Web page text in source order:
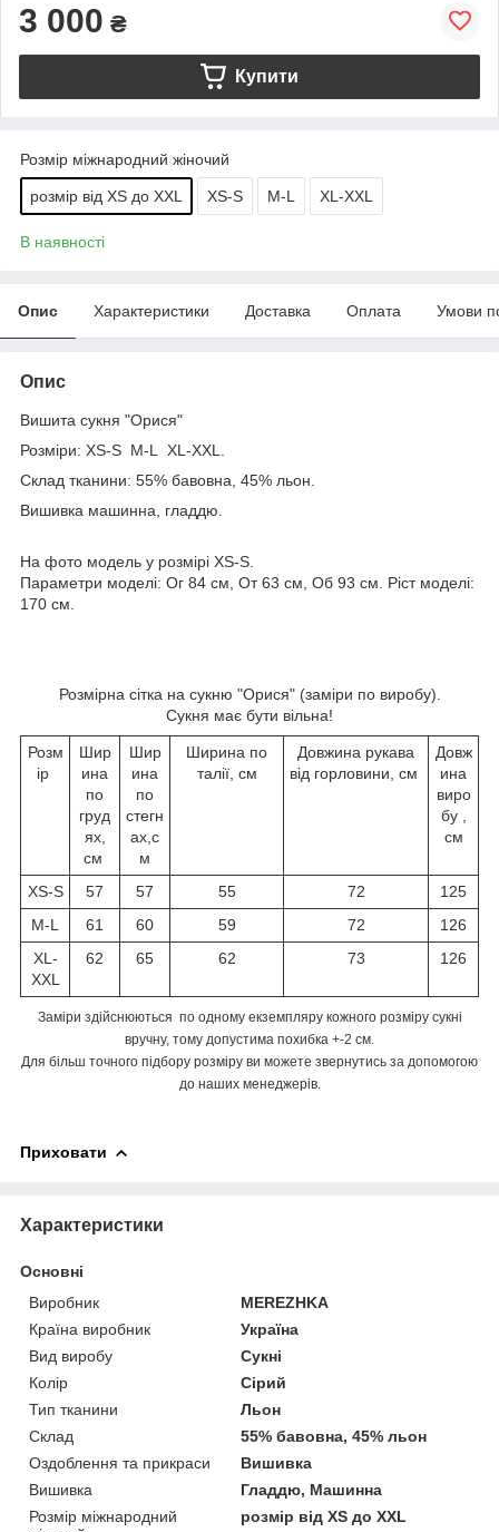
3 000 ₴
Купити
Розмір міжнародний жіночий
розмір від XS до XXL XS-S M-L XL-XXL
В наявності
Опис Характеристики Доставка Оплата Умови
Опис
Вишита сукня "Орися"
Розміри: XS-S M-L XL-XXL.
Склад тканини: 55% бавовна, 45% льон.
Вишивка машинна, гладдю.
На фото модель у розмірі XS-S.
Параметри моделі: Ог 84 см, От 63 см, Об 93 см. Ріст моделі:
170 см.
Розмірна сітка на сукню "Орися" (заміри по виробу).
Сукня має бути вільна!
Розм
ір
Шир
ина
по
груд
ях,
см
Шир
ина
по
стегн
ах,с
м
Ширина по
талії, см
Довжина рукава
від горловини, см
Довж
ина
виро
бу ,
см
XS-S 57 57 55 72
125
M-L
61 60 59 72
126
XL-
XXL
62 65 62 73 126
Заміри здійснюються по одному екземпляру кожного розміру сукні
вручну, тому допустима похибка +-2 см.
Для більш точного підбору розміру ви можете звернутись за допомогою
до наших менеджерів.
Приховати
Характеристики
Основні
Виробник
MEREZHKA
Країна виробник
Україна
Вид виробу
Сукні
Колір
Сірий
Тип тканини
Льон
Склад
55% бавовна, 45% льон
Оздоблення та прикраси
Вишивка
Вишивка
Гладдю, Машинна
Розмір міжнародний
розмір від XS до XXL